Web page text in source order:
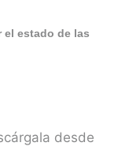
el estado de las
desde